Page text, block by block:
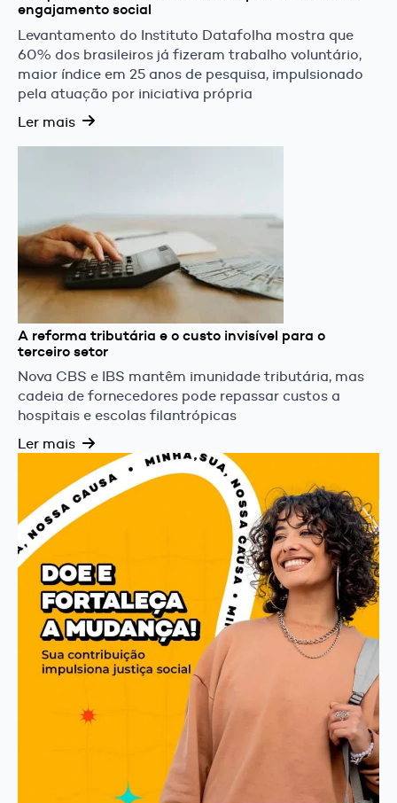
engajamento social
Levantamento do Instituto Datafolha mostra que
60% dos brasileiros já fizeram trabalho voluntário,
maior índice em 25 anos de pesquisa, impulsionado
pela atuação por iniciativa própria
Ler mais
A reforma tributária e o custo invisível para o
terceiro setor
Nova CBS e IBS mantêm imunidade tributária, mas
cadeia de fornecedores pode repassar custos a
hospitais e escolas filantrópicas
Ler mais